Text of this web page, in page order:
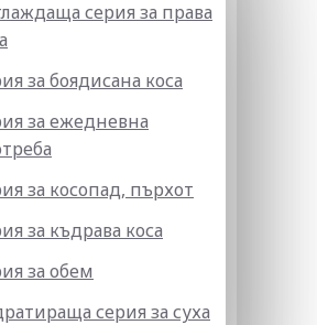
серия за права
за боядисана коса
за ежедневна
за косопад, пърхот
за къдрава коса
за обем
серия за суха